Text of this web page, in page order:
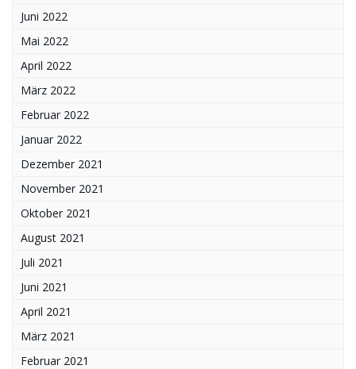
Juni 2022
Mai 2022
April 2022
März 2022
Februar 2022
Januar 2022
Dezember 2021
November 2021
Oktober 2021
August 2021
Juli 2021
Juni 2021
April 2021
März 2021
Februar 2021